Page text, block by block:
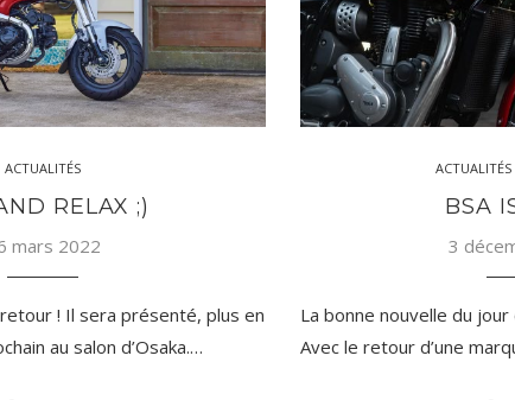
ACTUALITÉS
RELAX ;)
mars 2022
! Il sera présenté, plus en
au salon d’Osaka.…
ACTUALITÉS
BSA
3
La bonne nouvelle du
Avec le retour d’une